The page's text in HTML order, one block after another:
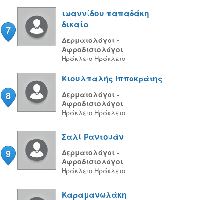
7
ιωαννίδου παπαδάκη
δικαία
Δερματολόγοι -
Αφροδισιολόγοι
Ηράκλειο Ηράκλειο
8
Κιουλπαλής Ιπποκράτης
Δερματολόγοι -
Αφροδισιολόγοι
Ηράκλειο Ηράκλειο
9
Σαλί Ραντουάν
Δερματολόγοι -
Αφροδισιολόγοι
Ηράκλειο Ηράκλειο
Καραμανωλάκη